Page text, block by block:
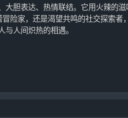
胆表达、热情联结。它用火辣的
险家，还是渴望共鸣的社交探索者
人间炽热的相遇。